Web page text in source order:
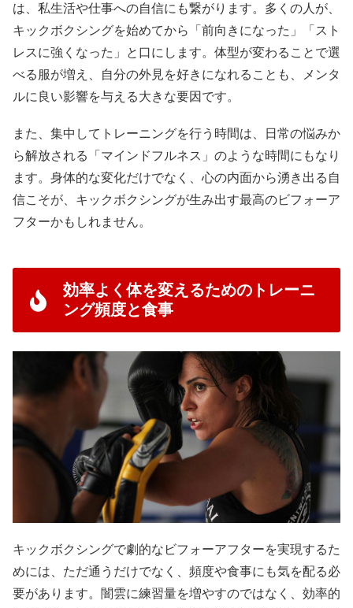
は、私生活や仕事への自信にも繋がります。多くの人が、
キックボクシングを始めてから「前向きになった」「スト
レスに強くなった」と口にします。体型が変わることで選
べる服が増え、自分の外見を好きになれることも、メンタ
ルに良い影響を与える大きな要因です。
また、集中してトレーニングを行う時間は、日常の悩みか
ら解放される「マインドフルネス」のような時間にもなり
ます。身体的な変化だけでなく、心の内面から湧き出る自
信こそが、キックボクシングが生み出す最高のビフォーア
フターかもしれません。
効率よく体を変えるためのトレーニ
ング頻度と食事
キックボクシングで劇的なビフォーアフターを実現するた
めには、ただ通うだけでなく、頻度や食事にも気を配る必
要があります。闇雲に練習量を増やすのではなく、効率的